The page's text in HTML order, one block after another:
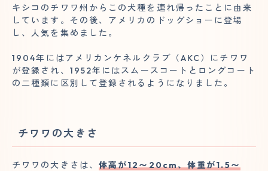
キシコのチワワ州からこの犬種を連れ帰ったことに由来
しています。その後、アメリカのドッグショーに登場
し、人気を集めました。
1904年にはアメリカンケネルクラブ（AKC）にチワワ
が登録され、1952年にはスムースコートとロングコート
の二種類に区別して登録されるようになりました。
チワワの大きさ
チワワの大きさは、 体高が12〜20cm、体重が1.5〜